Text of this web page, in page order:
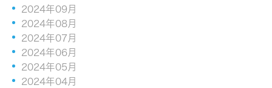
2024年09月
2024年08月
2024年07月
2024年06月
2024年05月
2024年04月